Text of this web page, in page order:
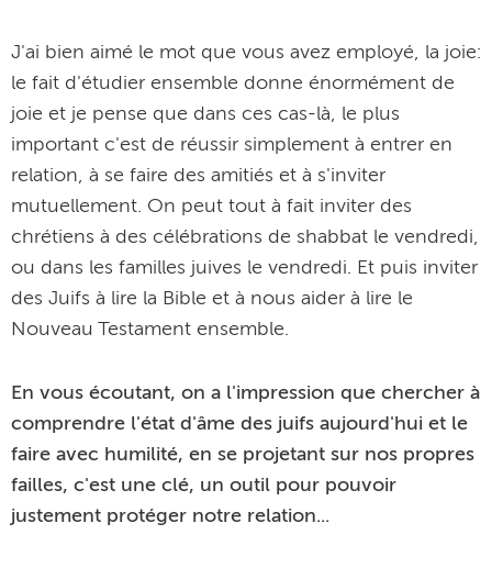
J'ai bien aimé le mot que vous avez employé, la joie:
le fait d'étudier ensemble donne énormément de
joie et je pense que dans ces cas-là, le plus
important c'est de réussir simplement à entrer en
relation, à se faire des amitiés et à s'inviter
mutuellement. On peut tout à fait inviter des
chrétiens à des célébrations de shabbat le vendredi,
ou dans les familles juives le vendredi. Et puis inviter
des Juifs à lire la Bible et à nous aider à lire le
Nouveau Testament ensemble.
En vous écoutant, on a l'impression que chercher à
comprendre l'état d'âme des juifs aujourd'hui et le
faire avec humilité, en se projetant sur nos propres
failles, c'est une clé, un outil pour pouvoir
justement protéger notre relation...